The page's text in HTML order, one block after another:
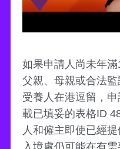
如果申請人尚未年
父親、母親或合法
受養人在港逗留，
載已填妥的表格ID
人和僱主即使已經
入境處仍可能在有